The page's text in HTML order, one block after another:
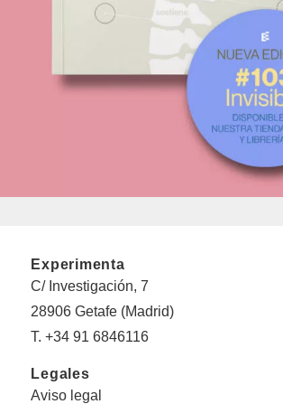
Experimenta
C/ Investigación, 7
28906 Getafe (Madrid)
T. +34 91 6846116
Legales
Aviso legal